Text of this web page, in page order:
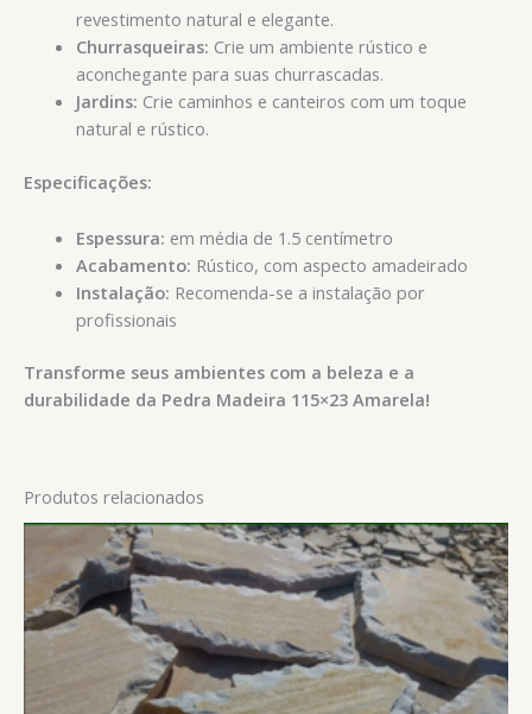
revestimento natural e elegante.
Churrasqueiras: Crie um ambiente rústico e
aconchegante para suas churrascadas.
Jardins: Crie caminhos e canteiros com um toque
natural e rústico.
Especificações:
Espessura: em média de 1.5 centímetro
Acabamento: Rústico, com aspecto amadeirado
Instalação: Recomenda-se a instalação por
profissionais
Transforme seus ambientes com a beleza e a
durabilidade da Pedra Madeira 115×23 Amarela!
Produtos relacionados